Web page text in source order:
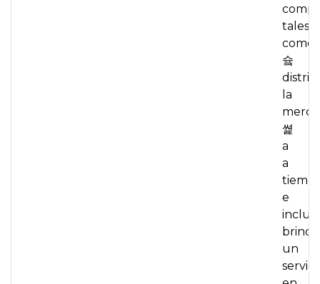
tales
como:
슠
la
쎭
a
a
e
un